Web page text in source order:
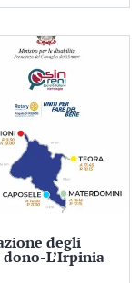
degli
L’Irpinia